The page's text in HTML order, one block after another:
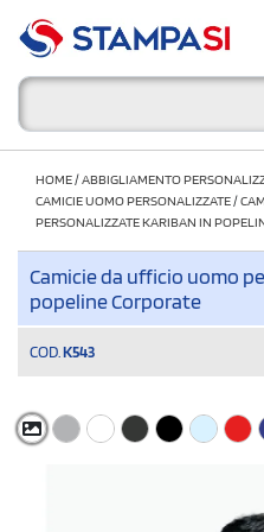
HOME/ABBIGLIAMENTO
CAMICIE UOMO PERSONALIZZATE/
PERSONALIZZATE KARIBAN IN
Camicie da ufficio uomo
popeline Corporate
COD. K543